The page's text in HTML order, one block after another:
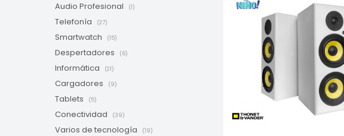
Audio Profesional (1)
Telefonía (27)
Smartwatch (15)
Despertadores (6)
Informática (21)
Cargadores (9)
Tablets (5)
Conectividad (39)
Varios de tecnología (19)